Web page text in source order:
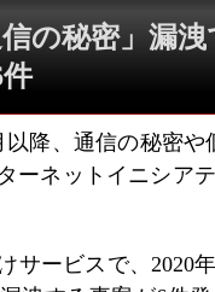
の秘密」漏
以降、通信の秘密
ーネットイニシア
サービスで、2020